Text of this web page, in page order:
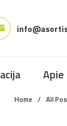
Apie
Home All